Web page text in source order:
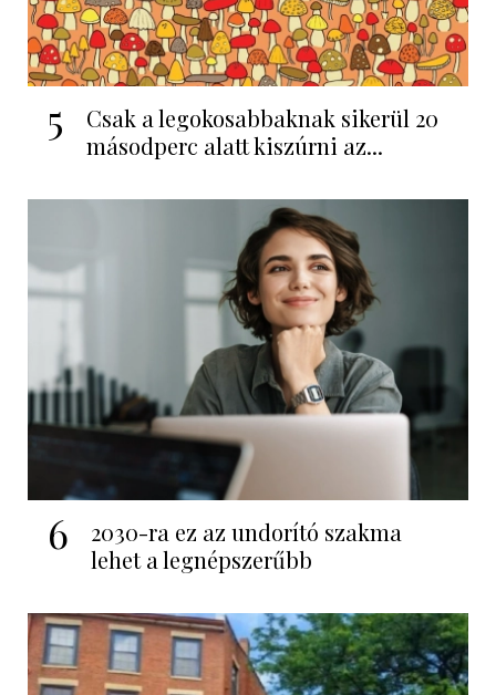
5
Csak a legokosabbaknak sikerül 20
másodperc alatt kiszúrni az...
6
2030-ra ez az undorító szakma
lehet a legnépszerűbb